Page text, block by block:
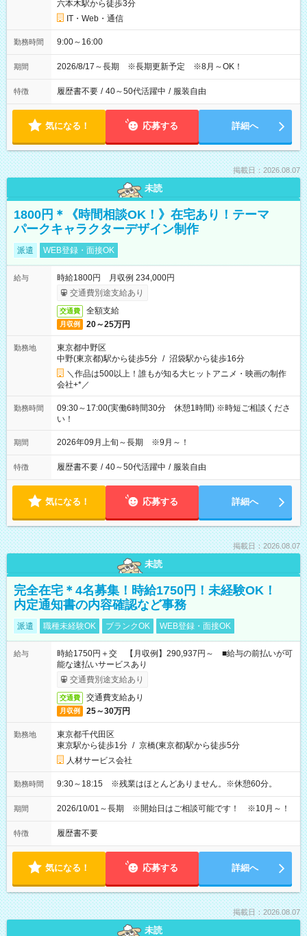
六本木駅から徒歩3分
IT・Web・通信
勤務時間 9:00～16:00
期間 2026/8/17～長期 ※長期更新予定 ※8月～OK！
特徴 履歴書不要 / 40～50代活躍中 / 服装自由
気になる！ 応募する 詳細へ
掲載日：2026.08.07
未読
1800円＊《時間相談OK！》在宅あり！テーマ
パークキャラクターデザイン制作
派遣 WEB登録・面接OK
給与
時給1800円 月収例 234,000円
交通費別途支給あり
交通費 全額支給
月収例 20～25万円
勤務地
東京都中野区
中野(東京都)駅から徒歩5分 / 沼袋駅から徒歩16分
＼作品は500以上！誰もが知る大ヒットアニメ・映画の制作
会社+*／
勤務時間
09:30～17:00(実働6時間30分 休憩1時間) ※時短ご相談くださ
い！
期間 2026年09月上旬～長期 ※9月～！
特徴 履歴書不要 / 40～50代活躍中 / 服装自由
気になる！ 応募する 詳細へ
掲載日：2026.08.07
未読
完全在宅＊4名募集！時給1750円！未経験OK！
内定通知書の内容確認など事務
派遣 職種未経験OK ブランクOK WEB登録・面接OK
給与
時給1750円＋交 【月収例】290,937円～ ■給与の前払いが可
能な速払いサービスあり
交通費別途支給あり
交通費 交通費支給あり
月収例 25～30万円
勤務地
東京都千代田区
東京駅から徒歩1分 / 京橋(東京都)駅から徒歩5分
人材サービス会社
勤務時間 9:30～18:15 ※残業はほとんどありません。※休憩60分。
期間 2026/10/01～長期 ※開始日はご相談可能です！ ※10月～！
特徴 履歴書不要
気になる！ 応募する 詳細へ
掲載日：2026.08.07
未読